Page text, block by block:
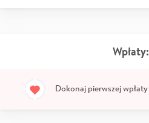
Wpłaty:
Dokonaj pierwszej wpłaty